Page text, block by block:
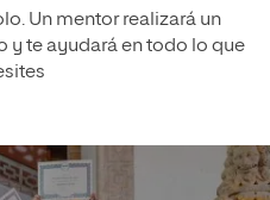
Un mentor realizará un
te ayudará en todo lo que